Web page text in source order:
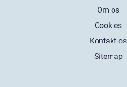
Om os
Cookies
Kontakt os
Sitemap